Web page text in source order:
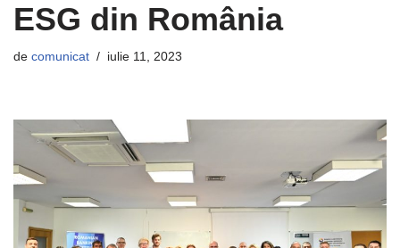
ESG din România
de comunicat iulie 11, 2023